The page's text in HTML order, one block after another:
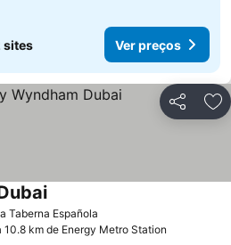
sites Ver preços
Partilhar
Taberna Española
10.8 km de Energy Metro Station